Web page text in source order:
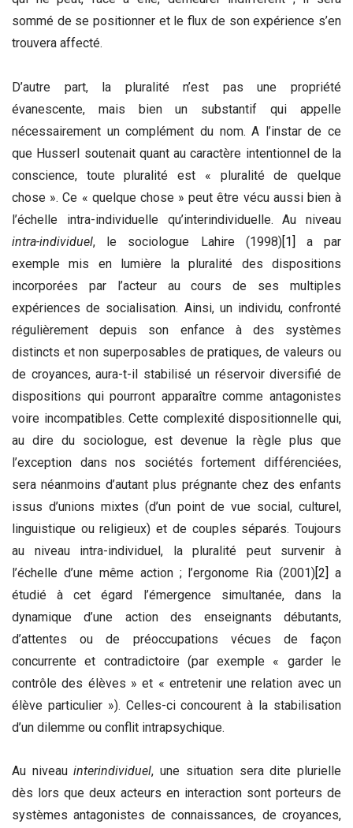
sommé de se positionner et le flux de son expérience s’en
trouvera affecté.
D’autre part, la pluralité n’est pas une propriété
évanescente, mais bien un substantif qui appelle
nécessairement un complément du nom. A l’instar de ce
que Husserl soutenait quant au caractère intentionnel de la
conscience, toute pluralité est « pluralité de quelque
chose ». Ce « quelque chose » peut être vécu aussi bien à
l’échelle intra-individuelle qu’interindividuelle. Au niveau
intra-individuel, le sociologue Lahire (1998)[1] a par
exemple mis en lumière la pluralité des dispositions
incorporées par l’acteur au cours de ses multiples
expériences de socialisation. Ainsi, un individu, confronté
régulièrement depuis son enfance à des systèmes
distincts et non superposables de pratiques, de valeurs ou
de croyances, aura-t-il stabilisé un réservoir diversifié de
dispositions qui pourront apparaître comme antagonistes
voire incompatibles. Cette complexité dispositionnelle qui,
au dire du sociologue, est devenue la règle plus que
l’exception dans nos sociétés fortement différenciées,
sera néanmoins d’autant plus prégnante chez des enfants
issus d’unions mixtes (d’un point de vue social, culturel,
linguistique ou religieux) et de couples séparés. Toujours
au niveau intra-individuel, la pluralité peut survenir à
l’échelle d’une même action ; l’ergonome Ria (2001)[2] a
étudié à cet égard l’émergence simultanée, dans la
dynamique d’une action des enseignants débutants,
d’attentes ou de préoccupations vécues de façon
concurrente et contradictoire (par exemple « garder le
contrôle des élèves » et « entretenir une relation avec un
élève particulier »). Celles-ci concourent à la stabilisation
d’un dilemme ou conflit intrapsychique.
Au niveauinterindividuel, une situation sera dite plurielle
dès lors que deux acteurs en interaction sont porteurs de
systèmes antagonistes de connaissances, de croyances,